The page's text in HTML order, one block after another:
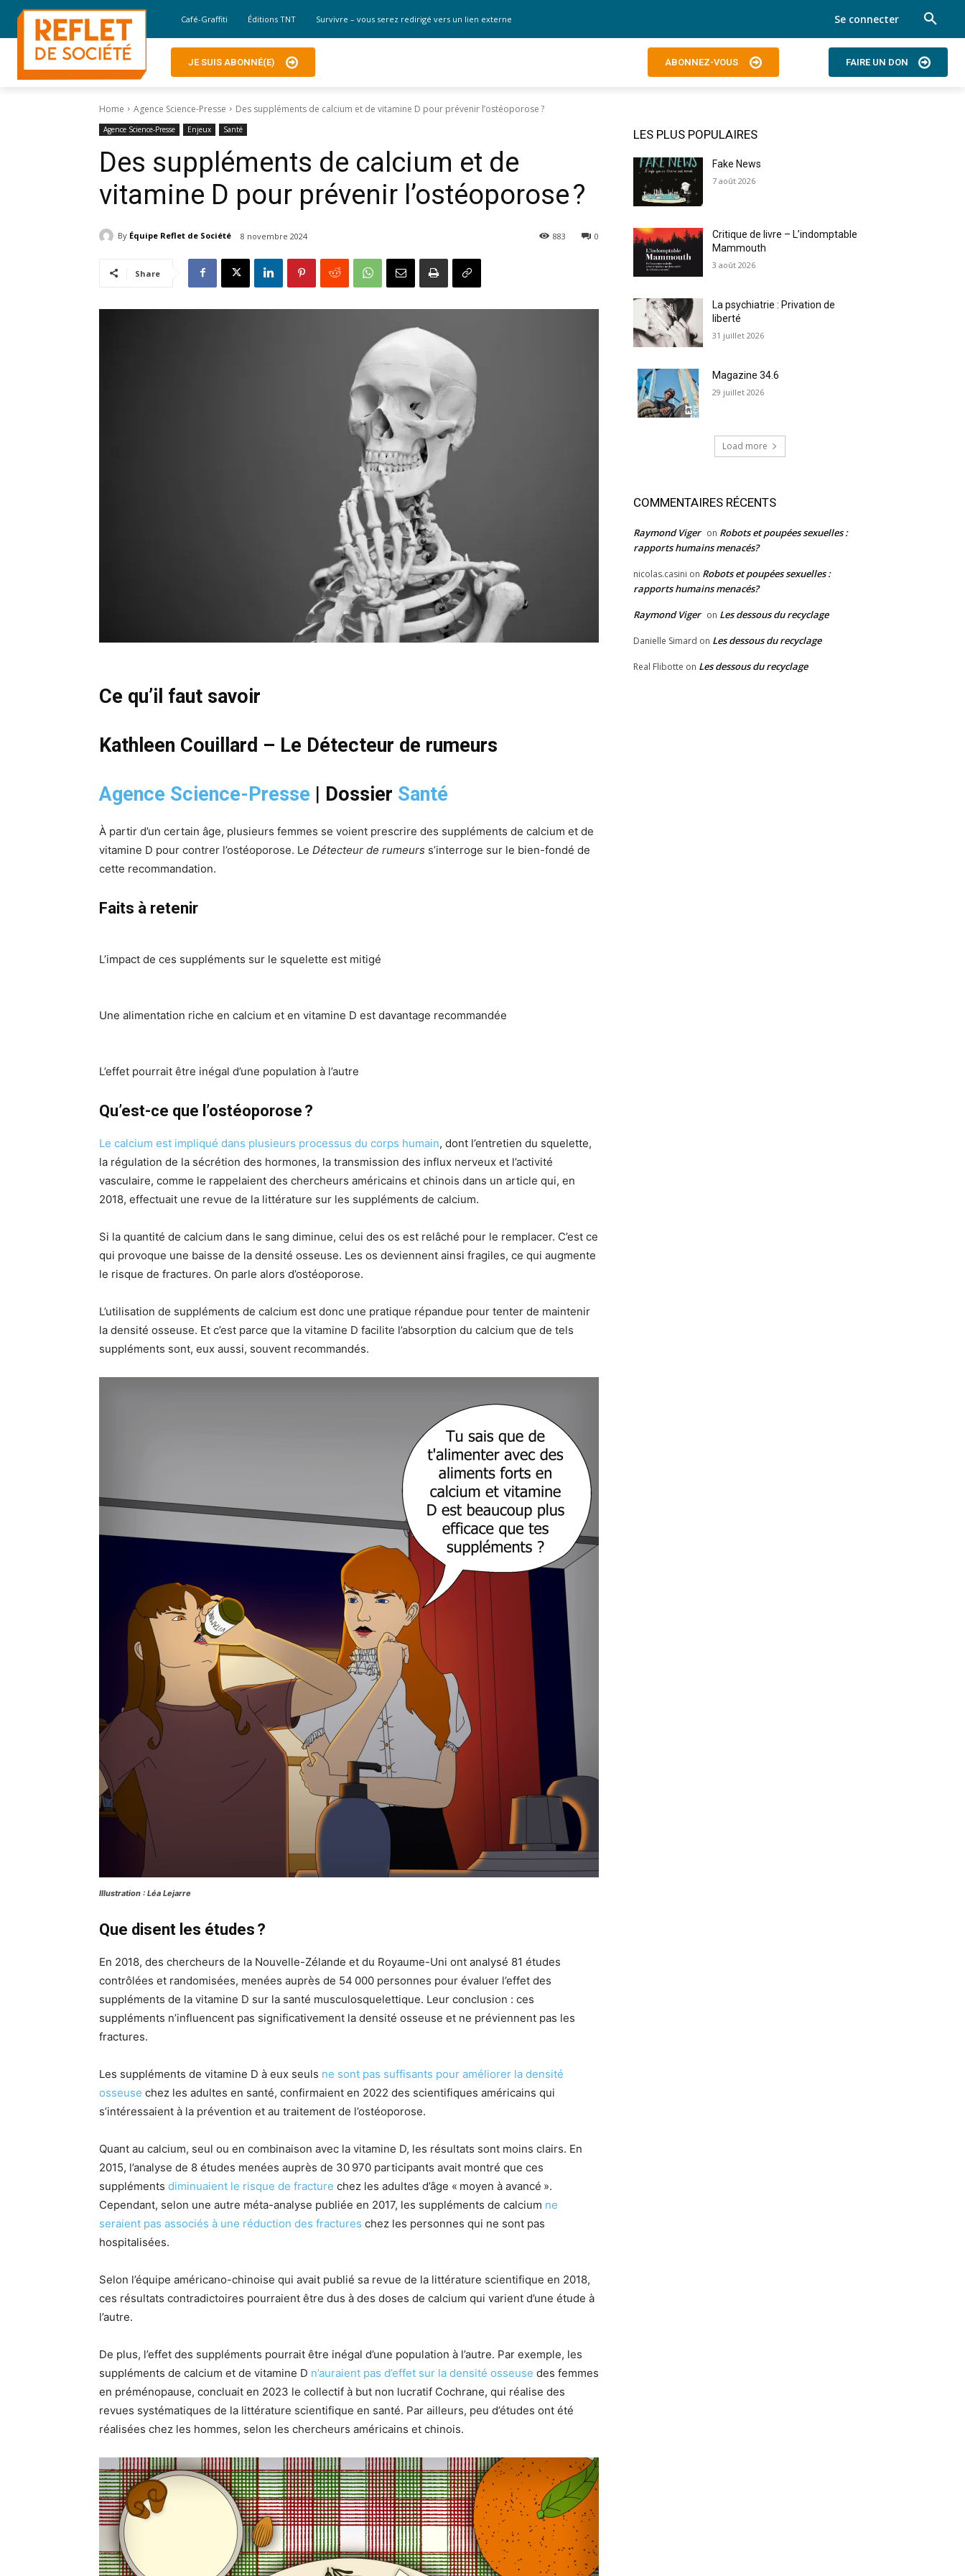
Café-Graffiti Éditions TNT Survivre – vous serez redirigé vers un lien externe Se connecter
JE SUIS ABONNÉ(E) ABONNEZ-VOUS FAIRE UN DON
Home Agence Science-Presse Des suppléments de calcium et de vitamine D pour prévenir l’ostéoporose ?
Agence Science-Presse Enjeux Santé
Des suppléments de calcium et de
vitamine D pour prévenir l’ostéoporose ?
By Équipe Reflet de Société 8 novembre 2024 0
883
Share
Ce qu’il faut savoir
Kathleen Couillard – Le Détecteur de rumeurs
Agence Science-Presse | Dossier Santé
À partir d’un certain âge, plusieurs femmes se voient prescrire des suppléments de calcium et de
vitamine D pour contrer l’ostéoporose. Le Détecteur de rumeurs s’interroge sur le bien-fondé de
cette recommandation.
Faits à retenir
L’impact de ces suppléments sur le squelette est mitigé
Une alimentation riche en calcium et en vitamine D est davantage recommandée
L’effet pourrait être inégal d’une population à l’autre
Qu’est-ce que l’ostéoporose ?
Le calcium est impliqué dans plusieurs processus du corps humain, dont l’entretien du squelette,
la régulation de la sécrétion des hormones, la transmission des influx nerveux et l’activité
vasculaire, comme le rappelaient des chercheurs américains et chinois dans un article qui, en
2018, effectuait une revue de la littérature sur les suppléments de calcium.
Si la quantité de calcium dans le sang diminue, celui des os est relâché pour le remplacer. C’est ce
qui provoque une baisse de la densité osseuse. Les os deviennent ainsi fragiles, ce qui augmente
le risque de fractures. On parle alors d’ostéoporose.
L’utilisation de suppléments de calcium est donc une pratique répandue pour tenter de maintenir
la densité osseuse. Et c’est parce que la vitamine D facilite l’absorption du calcium que de tels
suppléments sont, eux aussi, souvent recommandés.
Illustration : Léa Lejarre
Que disent les études ?
En 2018, des chercheurs de la Nouvelle-Zélande et du Royaume-Uni ont analysé 81 études
contrôlées et randomisées, menées auprès de 54 000 personnes pour évaluer l’effet des
suppléments de la vitamine D sur la santé musculosquelettique. Leur conclusion : ces
suppléments n’influencent pas significativement la densité osseuse et ne préviennent pas les
fractures.
Les suppléments de vitamine D à eux seuls ne sont pas suffisants pour améliorer la densité
osseuse chez les adultes en santé, confirmaient en 2022 des scientifiques américains qui
s’intéressaient à la prévention et au traitement de l’ostéoporose.
Quant au calcium, seul ou en combinaison avec la vitamine D, les résultats sont moins clairs. En
2015, l’analyse de 8 études menées auprès de 30 970 participants avait montré que ces
suppléments diminuaient le risque de fracture chez les adultes d’âge « moyen à avancé ».
Cependant, selon une autre méta-analyse publiée en 2017, les suppléments de calcium ne
seraient pas associés à une réduction des fractures chez les personnes qui ne sont pas
hospitalisées.
Selon l’équipe américano-chinoise qui avait publié sa revue de la littérature scientifique en 2018,
ces résultats contradictoires pourraient être dus à des doses de calcium qui varient d’une étude à
l’autre.
De plus, l’effet des suppléments pourrait être inégal d’une population à l’autre. Par exemple, les
suppléments de calcium et de vitamine D n’auraient pas d’effet sur la densité osseuse des femmes
en préménopause, concluait en 2023 le collectif à but non lucratif Cochrane, qui réalise des
revues systématiques de la littérature scientifique en santé. Par ailleurs, peu d’études ont été
réalisées chez les hommes, selon les chercheurs américains et chinois.
LES PLUS POPULAIRES
Fake News
7 août 2026
Critique de livre – L’indomptable
Mammouth
3 août 2026
La psychiatrie : Privation de
liberté
31 juillet 2026
Magazine 34.6
29 juillet 2026
Load more
COMMENTAIRES RÉCENTS
Raymond Viger on Robots et poupées sexuelles :
rapports humains menacés?
nicolas.casini on Robots et poupées sexuelles :
rapports humains menacés?
Raymond Viger on Les dessous du recyclage
Danielle Simard on Les dessous du recyclage
Real Flibotte on Les dessous du recyclage